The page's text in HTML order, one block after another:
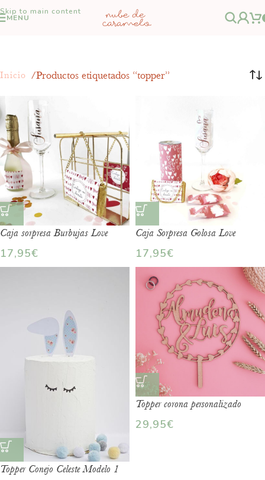
Skip to main content
MENU
Inicio Productos etiquetados “topper”
Caja sorpresa Burbujas Love
17,95€
Caja Sorpresa Golosa Love
17,95€
Topper Conejo Celeste Modelo 1
Topper corona personalizado
29,95€